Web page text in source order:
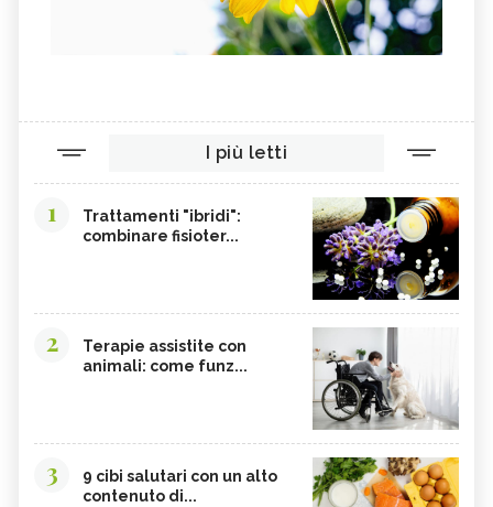
I più letti
1
Trattamenti "ibridi":
combinare fisioter...
2
Terapie assistite con
animali: come funz...
3
9 cibi salutari con un alto
contenuto di...